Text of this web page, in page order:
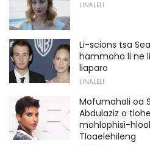
LINALELI
Li-scions tsa
hammoho li ne
liaparo
LINALELI
Mofumahali oa
Abdulaziz o
mohlophisi-
Tloaelehileng